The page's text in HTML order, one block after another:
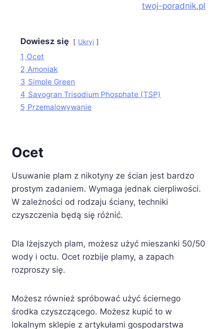
twoj-poradnik.pl
Dowiesz się Ukryj
1 Ocet
2 Amoniak
3 Simple Green
4 Savogran Trisodium Phosphate (TSP)
5 Przemalowywanie
Ocet
Usuwanie plam z nikotyny ze ścian jest bardzo
prostym zadaniem. Wymaga jednak cierpliwości.
W zależności od rodzaju ściany, techniki
czyszczenia będą się różnić.
Dla lżejszych plam, możesz użyć mieszanki 50/50
wody i octu. Ocet rozbije plamy, a zapach
rozproszy się.
Możesz również spróbować użyć ściernego
środka czyszczącego. Możesz kupić to w
lokalnym sklepie z artykułami gospodarstwa